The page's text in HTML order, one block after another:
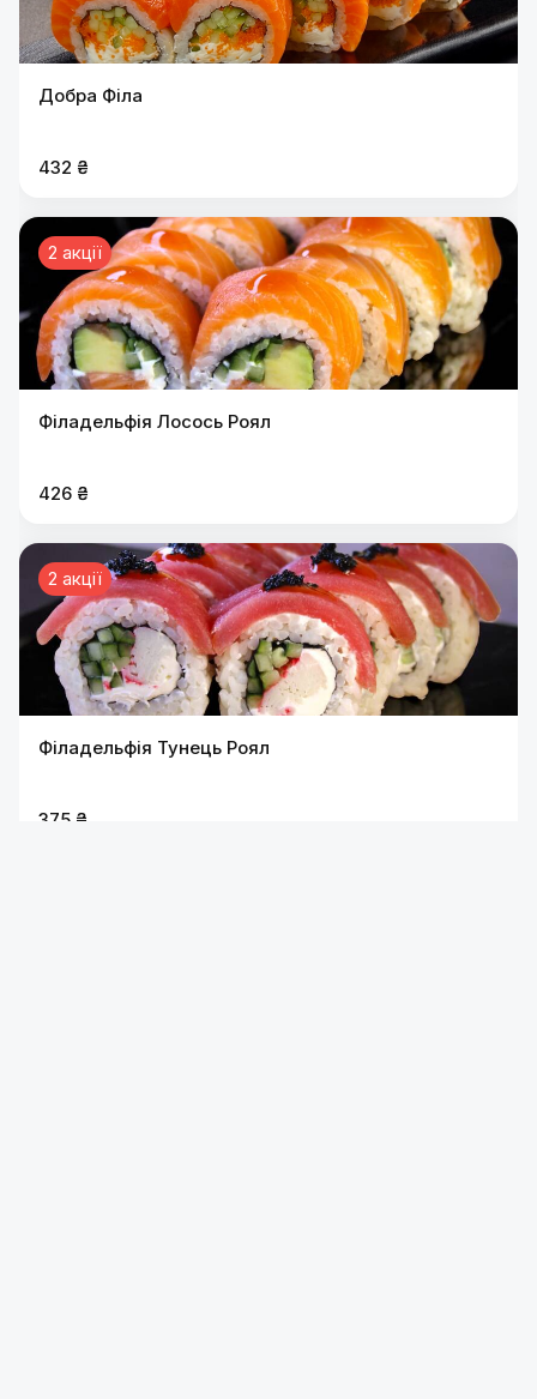
Добра Філа
432 ₴
2 акції
Філадельфія Лосось Роял
426 ₴
2 акції
Філадельфія Тунець Роял
375 ₴